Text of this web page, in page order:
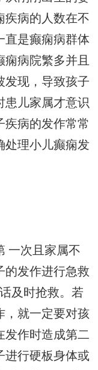
疾病的人数在不
直是癫痫病群体
病院繁多并且
发现，导致孩子
患儿家属才意识
疾病的发作常常
处理小儿癫痫发
一次且家属不
的发作进行急救
及时抢救。若
，就一定要对孩
发作时造成第二
进行硬板身体或